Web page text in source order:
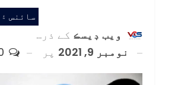
سائنس
ويب ڊيسڪ کے ذریعہ
نومبر 9, 2021
پر